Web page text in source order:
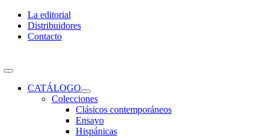
Skip
content
La editorial
Distribuidores
Contacto
Toggle
NavigationCATÁLOGO
Colecciones
Clásicos contemporáneos
Ensayo
Hispánicas